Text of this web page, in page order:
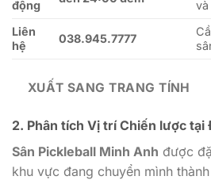
động
Liên
hệ
038.945.7777
XUẤT SANG TRANG TÍNH
2. Phân tích Vị trí Chiến lược tại
Sân Pickleball Minh Anh được
khu vực đang chuyển mình